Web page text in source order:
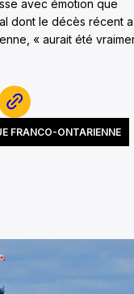
avec émotion que
dont le décès récent a
« aurait été
FRANCO-ONTARIENNE